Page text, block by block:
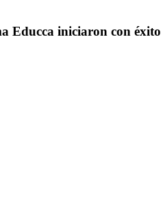
Educca iniciaron con